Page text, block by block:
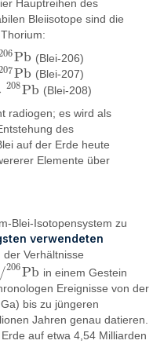
Hauptreihen des
Bleiisotope sind die
Pb
Pb (Blei-206)
Pb
Pb (Blei-207)
208Pb
208Pb (Blei-208)
radiogen; es wird als
des
auf der Erde heute
Elemente über
Blei-Isotopensystem zu
verwendeten
Verhältnisse
/206Pb
/206Pb
in einem Gestein
Ereignisse von der
bis zu jüngeren
Jahren genau datieren.
auf etwa 4,54 Milliarden